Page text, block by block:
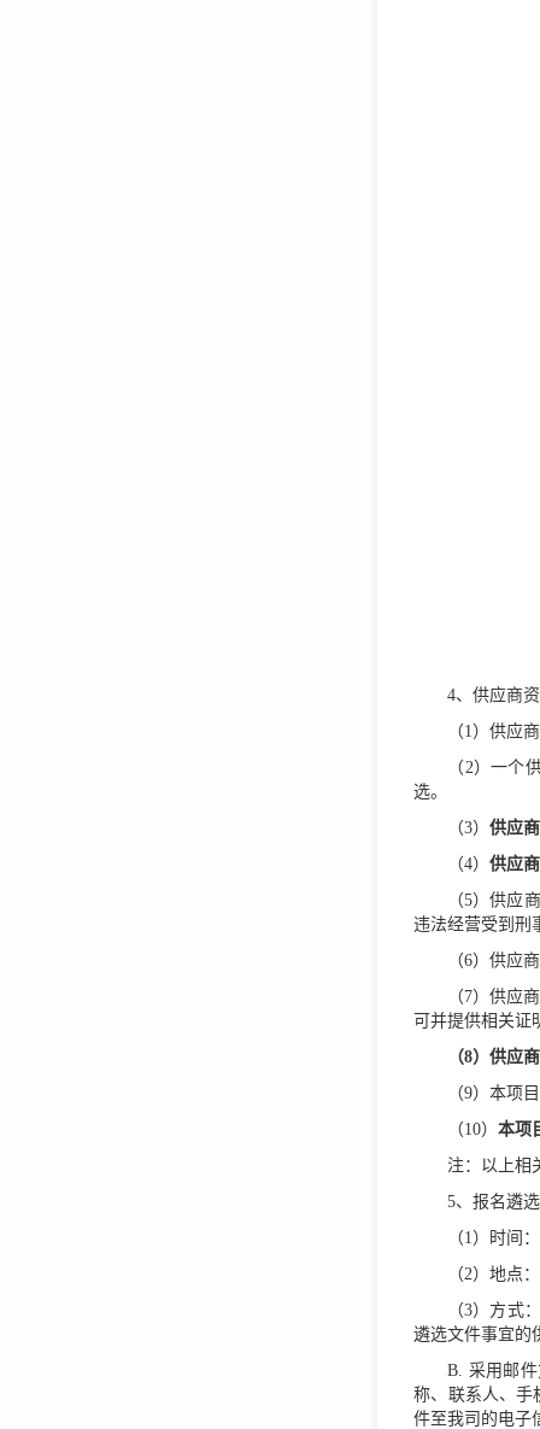
4、供应商
（1）供应
（ 2）一个
选。
（3）供应
（4）供应
（5）供应
违法经营受到刑
（6）供应
（7）供应
可并提供相关证
（8）供应
（9）本项
（10）本项
注：以上相
5、报名遴
（1）时间：
（2）地点
（3）方式
遴选文件事宜的
B. 采用邮
称、联系人、手
件至我司的电子